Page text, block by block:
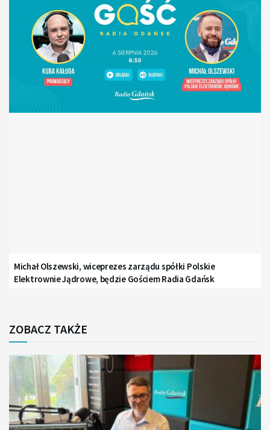
Michał Olszewski, wiceprezes zarządu spółki Polskie
Elektrownie Jądrowe, będzie Gościem Radia Gdańsk
ZOBACZ TAKŻE